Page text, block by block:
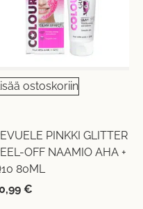
ostoskoriin
PINKKI GLITTER
OFF NAAMIO AHA +
80ML
€